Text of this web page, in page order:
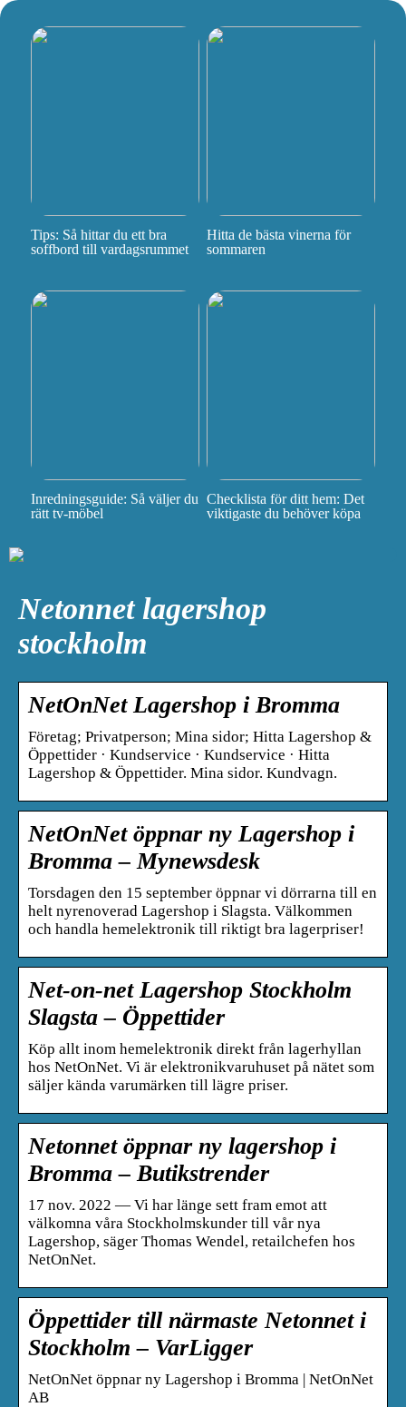
Tips: Så hittar du ett bra
soffbord till vardagsrummet
Hitta de bästa vinerna för
sommaren
Inredningsguide: Så väljer du
rätt tv-möbel
Checklista för ditt hem: Det
viktigaste du behöver köpa
Netonnet lagershop
stockholm
NetOnNet Lagershop i Bromma
Företag; Privatperson; Mina sidor; Hitta Lagershop &
Öppettider · Kundservice · Kundservice · Hitta
Lagershop & Öppettider. Mina sidor. Kundvagn.
NetOnNet öppnar ny Lagershop i
Bromma – Mynewsdesk
Torsdagen den 15 september öppnar vi dörrarna till en
helt nyrenoverad Lagershop i Slagsta. Välkommen
och handla hemelektronik till riktigt bra lagerpriser!
Net-on-net Lagershop Stockholm
Slagsta – Öppettider
Köp allt inom hemelektronik direkt från lagerhyllan
hos NetOnNet. Vi är elektronikvaruhuset på nätet som
säljer kända varumärken till lägre priser.
Netonnet öppnar ny lagershop i
Bromma – Butikstrender
17 nov. 2022 — Vi har länge sett fram emot att
välkomna våra Stockholmskunder till vår nya
Lagershop, säger Thomas Wendel, retailchefen hos
NetOnNet.
Öppettider till närmaste Netonnet i
Stockholm – VarLigger
NetOnNet öppnar ny Lagershop i Bromma | NetOnNet
AB